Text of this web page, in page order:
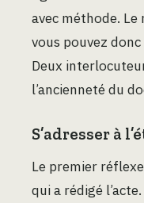
avec méthode. Le
vous pouvez
Deux
l’ancienneté du
S’adresser à
Le premier
qui a rédigé